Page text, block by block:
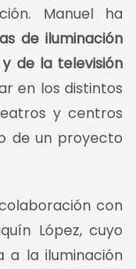
Manuel ha
de iluminación
de la televisión
en los distintos
y centros
de un proyecto
con
López, cuyo
a la iluminación